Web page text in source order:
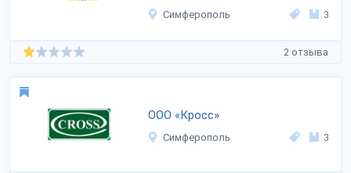
Симферополь 3
2 отзыва
ООО «Кросс»
Симферополь 3